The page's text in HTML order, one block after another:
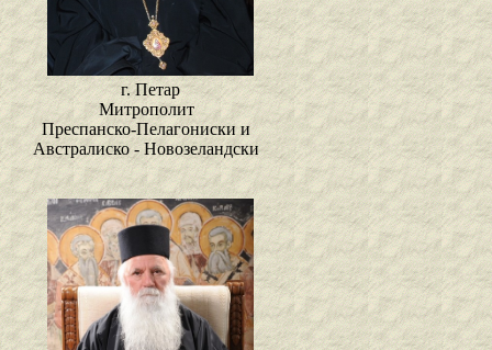
г. Петар
Митрополит
Преспанско-Пелагониски и
Австралиско - Новозеландски